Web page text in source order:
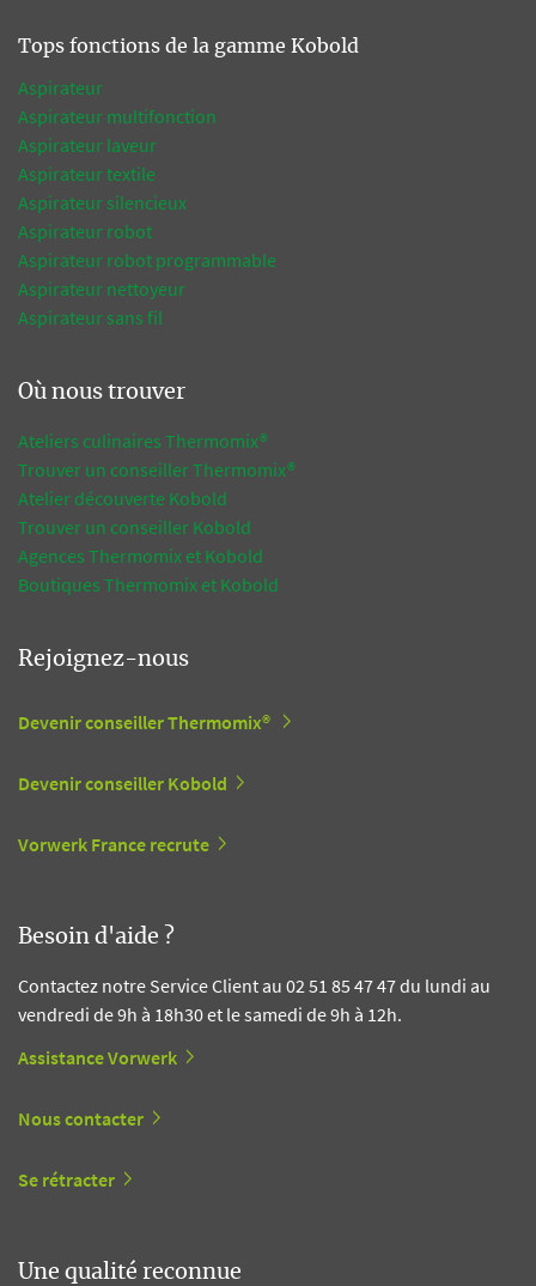
Tops fonctions de la gamme Kobold
Aspirateur
Aspirateur multifonction
Aspirateur laveur
Aspirateur textile
Aspirateur silencieux
Aspirateur robot
Aspirateur robot programmable
Aspirateur nettoyeur
Aspirateur sans fil
Où nous trouver
Ateliers culinaires Thermomix®
Trouver un conseiller Thermomix®
Atelier découverte Kobold
Trouver un conseiller Kobold
Agences Thermomix et Kobold
Boutiques Thermomix et Kobold
Rejoignez-nous
Devenir conseiller Thermomix®
Devenir conseiller Kobold
Vorwerk France recrute
Besoin d'aide ?
Contactez notre Service Client au 02 51 85 47 47 du lundi au
vendredi de 9h à 18h30 et le samedi de 9h à 12h.
Assistance Vorwerk
Nous contacter
Se rétracter
Une qualité reconnue